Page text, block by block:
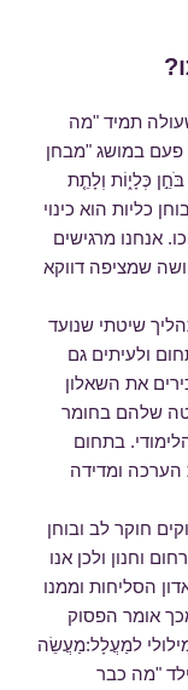
תמיד "מה
פעם במושג "מבחן
כְּלָי֑וֹת וְלָתֵ֤ת
כליות הוא כינוי
אנחנו מרגישים
שמציפה דווקא
שיטתי שנועד
ולעיתים גם
את השאלון
שלהם בחומר
בתחום
הערכה ומדידה
חוקר לב ובוחן
וחנון ולכן אנו
הסליחות וממנו
אומר הפסוק
למַעֲלָל:מַעֲשֵׂה
"מה כבר